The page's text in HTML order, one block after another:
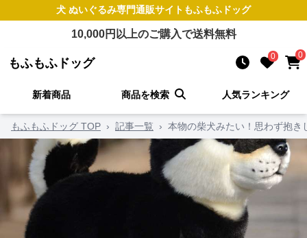
犬 ぬいぐるみ専門通販サイト もふもふドッグ
10,000円以上のご購入で送料無料
もふもふドッグ 0 0
新着商品 商品を検索 人気ランキング
もふもふドッグ TOP › 記事一覧 › 本物の柴犬みたい！思わず抱